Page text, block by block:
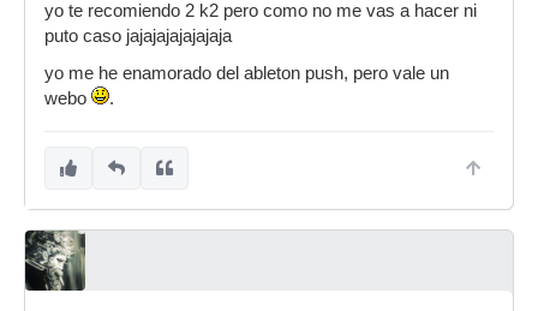
yo te recomiendo 2 k2 pero como no me vas a hacer ni
puto caso jajajajajajajaja
yo me he enamorado del ableton push, pero vale un
webo
.